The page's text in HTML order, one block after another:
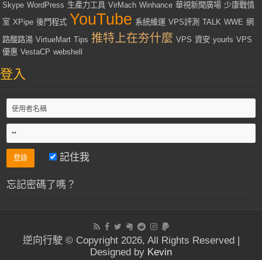
Skype WordPress 生產力工具 VirMach Winhance 華視新聞廣場 少康戰情
室 XPipe 後門程式 YouTube 系統維運 VPS評測 TALK WWE 網
路酸路湯 VirtueMart Tips 推特上在夯什麼 VPS 資安 yourls VPS
優惠 VestaCP webshell
登入
記住我
忘記密碼了嗎？
逆向行駛 © Copyright 2026, All Rights Reserved |
Designed by Kevin